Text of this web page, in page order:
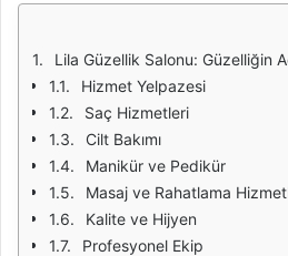
Lila Güzellik Salonu: Güzelliğin
Hizmet Yelpazesi
Saç Hizmetleri
Cilt Bakımı
Manikür ve Pedikür
Masaj ve Rahatlama
Kalite ve Hijyen
Profesyonel Ekip